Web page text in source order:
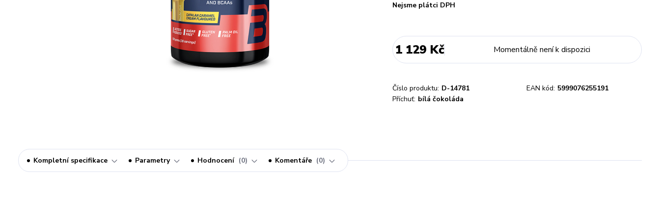
Nejsme plátci DPH
1 129 Kč Momentálně není k dispozici
Číslo produktu: D-14781 EAN kód: 5999076255191
Příchuť: bílá čokoláda
Kompletní specifikace Parametry Hodnocení 0 Komentáře 0